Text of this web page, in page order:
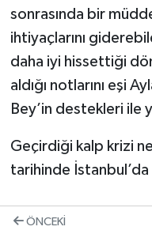
sonrasında bir
ihtiyaçlarını
daha iyi hissettiği
aldığı notlarını eşi
Bey’in destekleri ile
Geçirdiği kalp krizi
tarihinde
ÖNCEKI